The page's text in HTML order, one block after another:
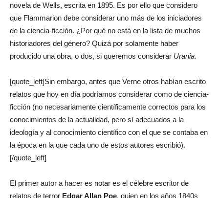
novela de Wells, escrita en 1895. Es por ello que considero
que Flammarion debe considerar uno más de los iniciadores
de la ciencia-ficción. ¿Por qué no está en la lista de muchos
historiadores del género? Quizá por solamente haber
producido una obra, o dos, si queremos considerar Urania.
[quote_left]Sin embargo, antes que Verne otros habían escrito
relatos que hoy en día podríamos considerar como de ciencia-
ficción (no necesariamente científicamente correctos para los
conocimientos de la actualidad, pero sí adecuados a la
ideología y al conocimiento científico con el que se contaba en
la época en la que cada uno de estos autores escribió).
[/quote_left]
El primer autor a hacer es notar es el célebre escritor de
relatos de terror Edgar Allan Poe, quien en los años 1840s